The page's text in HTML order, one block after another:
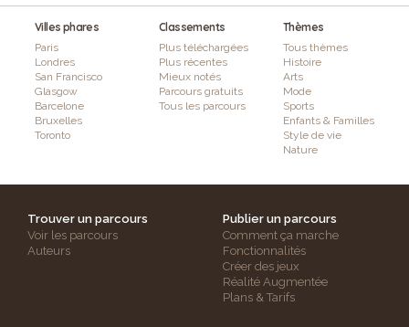
Villes phares
Paris
Londres
San Francisco
Glasgow
Barcelone
Bruxelles
Toronto
Classements
Plus téléchargées
Plus récentes
Mieux notés
Parcours gratuits
Tous les parcours
Thèmes
Tous thèmes
Histoire
Arts
Mode
Sports
Enfants & Familles
Style de vie
Nature
Trouver un parcours
Voir les parcours
Auteurs
Publier un parcours
Comment ça marche
Fonctionnalités
Créer des jeux
Réalité Augmentée
Plans & Tarifs